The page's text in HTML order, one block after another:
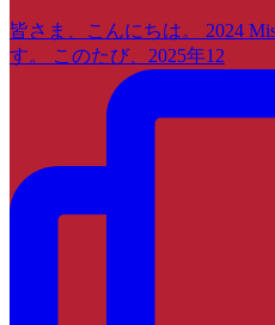
皆さま、こんにちは。 2024
す。 このたび、2025年12